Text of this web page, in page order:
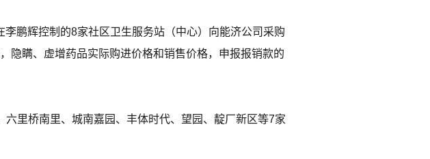
鹏辉控制的8家社区卫生服务站（中心）向能济公司采购
隐瞒、虚增药品实际购进价格和销售价格，申报报销款的
里桥南里、城南嘉园、丰体时代、望园、靛厂新区等7家